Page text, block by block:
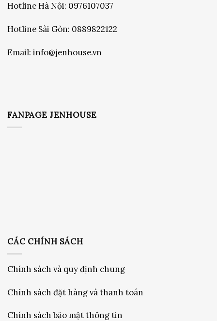
Hotline Hà Nội: 0976107037
Hotline Sài Gòn: 0889822122
Email: info@jenhouse.vn
FANPAGE JENHOUSE
CÁC CHÍNH SÁCH
Chính sách và quy định chung
Chính sách đặt hàng và thanh toán
Chính sách bảo mật thông tin